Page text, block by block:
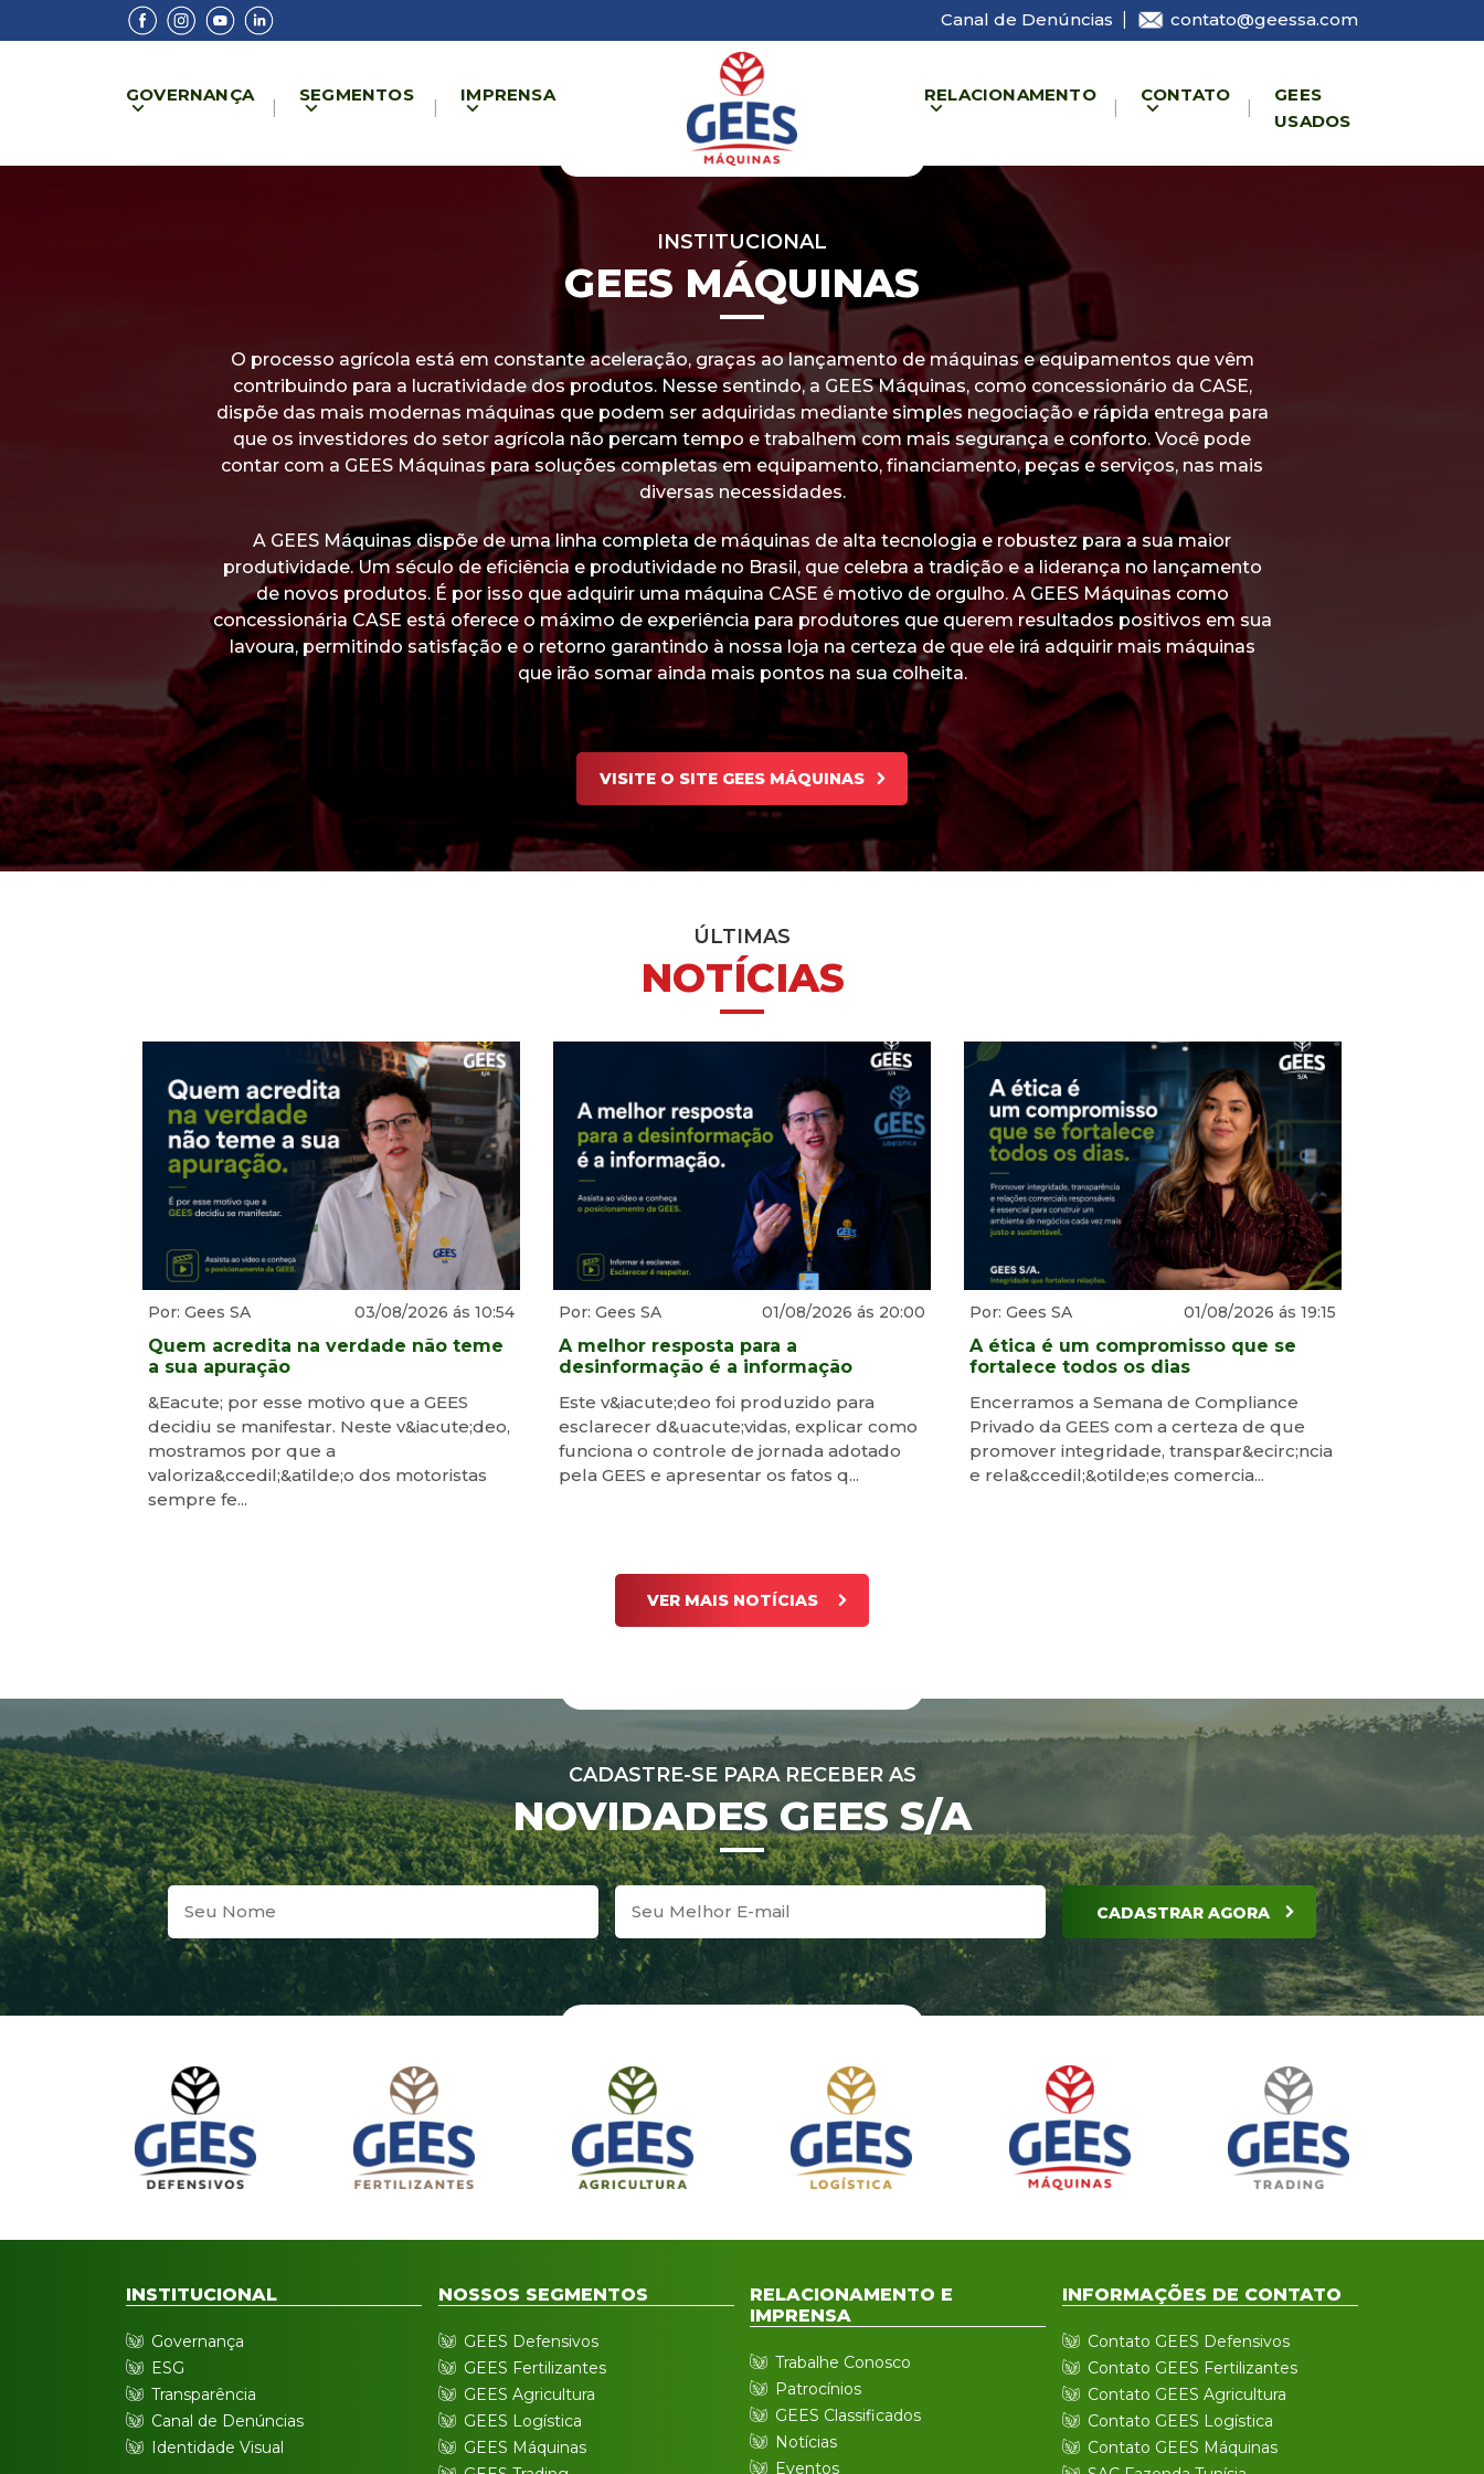
Canal de Denúncias contato@geessa.com
GOVERNANÇA SEGMENTOS IMPRENSA RELACIONAMENTO CONTATO
GEES
USADOS
INSTITUCIONAL
GEES MÁQUINAS
O processo agrícola está em constante aceleração, graças ao lançamento de máquinas e equipamentos que vêm
contribuindo para a lucratividade dos produtos. Nesse sentindo, a GEES Máquinas, como concessionário da CASE,
dispõe das mais modernas máquinas que podem ser adquiridas mediante simples negociação e rápida entrega para
que os investidores do setor agrícola não percam tempo e trabalhem com mais segurança e conforto. Você pode
contar com a GEES Máquinas para soluções completas em equipamento, financiamento, peças e serviços, nas mais
diversas necessidades.
A GEES Máquinas dispõe de uma linha completa de máquinas de alta tecnologia e robustez para a sua maior
produtividade. Um século de eficiência e produtividade no Brasil, que celebra a tradição e a liderança no lançamento
de novos produtos. É por isso que adquirir uma máquina CASE é motivo de orgulho. A GEES Máquinas como
concessionária CASE está oferece o máximo de experiência para produtores que querem resultados positivos em sua
lavoura, permitindo satisfação e o retorno garantindo à nossa loja na certeza de que ele irá adquirir mais máquinas
que irão somar ainda mais pontos na sua colheita.
VISITE O SITE GEES MÁQUINAS
ÚLTIMAS
NOTÍCIAS
Por: Gees SA 03/08/2026 ás 10:54
Quem acredita na verdade não teme
a sua apuração
&Eacute; por esse motivo que a GEES
decidiu se manifestar. Neste v&iacute;deo,
mostramos por que a
valoriza&ccedil;&atilde;o dos motoristas
sempre fe...
Por: Gees SA 01/08/2026 ás 20:00
A melhor resposta para a
desinformação é a informação
Este v&iacute;deo foi produzido para
esclarecer d&uacute;vidas, explicar como
funciona o controle de jornada adotado
pela GEES e apresentar os fatos q...
Por: Gees SA 01/08/2026 ás 19:15
A ética é um compromisso que se
fortalece todos os dias
Encerramos a Semana de Compliance
Privado da GEES com a certeza de que
promover integridade, transpar&ecirc;ncia
e rela&ccedil;&otilde;es comercia...
VER MAIS NOTÍCIAS
CADASTRE-SE PARA RECEBER AS
NOVIDADES GEES S/A
CADASTRAR AGORA
INSTITUCIONAL
Governança
ESG
Transparência
Canal de Denúncias
Identidade Visual
NOSSOS SEGMENTOS
GEES Defensivos
GEES Fertilizantes
GEES Agricultura
GEES Logística
GEES Máquinas
RELACIONAMENTO E
IMPRENSA
Trabalhe Conosco
Patrocínios
GEES Classificados
Notícias
Eventos
INFORMAÇÕES DE CONTATO
Contato GEES Defensivos
Contato GEES Fertilizantes
Contato GEES Agricultura
Contato GEES Logística
Contato GEES Máquinas